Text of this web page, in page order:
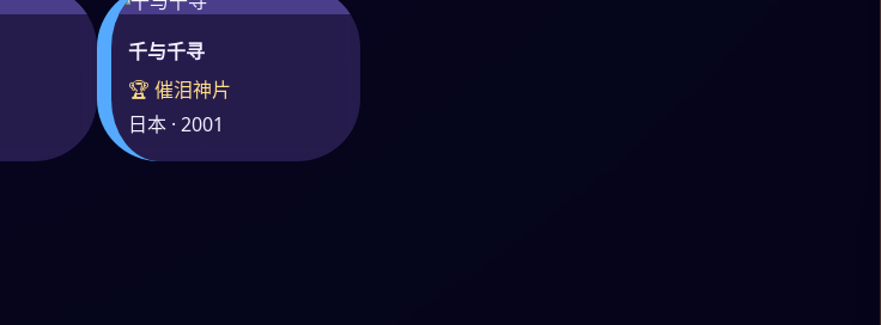
千与千寻
🏆 催泪神片
日本 · 2001